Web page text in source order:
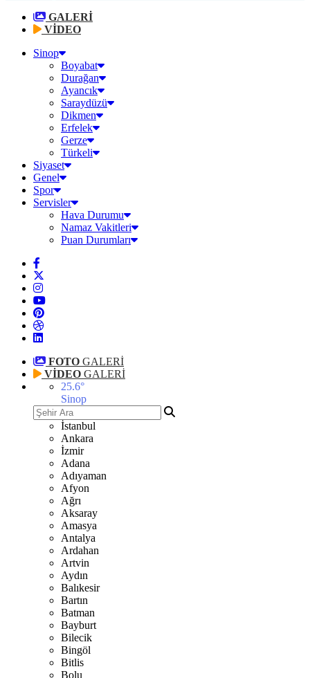
GALERİ
VİDEO
Sinop
Boyabat
Durağan
Ayancık
Saraydüzü
Dikmen
Erfelek
Gerze
Türkeli
Siyaset
Genel
Spor
Servisler
Hava Durumu
Namaz Vakitleri
Puan Durumları
FOTO GALERİ
VİDEO GALERİ
25.6°
Sinop
İstanbul
Ankara
İzmir
Adana
Adıyaman
Afyon
Ağrı
Aksaray
Amasya
Antalya
Ardahan
Artvin
Aydın
Balıkesir
Bartın
Batman
Bayburt
Bilecik
Bingöl
Bitlis
Bolu